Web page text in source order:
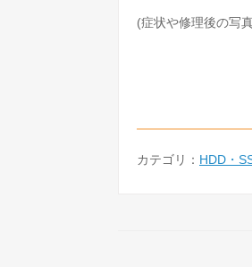
(症状や修理後の写
カテゴリ： HDD・